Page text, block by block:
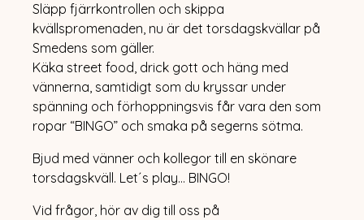
LUNCH
MENY
VÅRA RESTAURANGER
FUGAZI
HAN BAO HON BAO
WAY CUP
WURST CASE SCENARIO
MATHALLEN
HAPPENINGS
EVENT
JULBORD
ÖPPETTIDER
OM MATHALLEN
KONTAKT
Släpp fjärrkontrollen och skippa
kvällspromenaden, nu är det torsdagskvällar på
Smedens som gäller.
Käka street food, drick gott och häng med
vännerna, samtidigt som du kryssar under
spänning och förhoppningsvis får vara den som
ropar “BINGO” och smaka på segerns sötma.
Bjud med vänner och kollegor till en skönare
torsdagskväll. Let´s play… BINGO!
Vid frågor, hör av dig till oss på